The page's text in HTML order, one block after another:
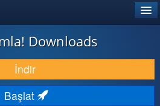
Downloads
İndir
Başlat